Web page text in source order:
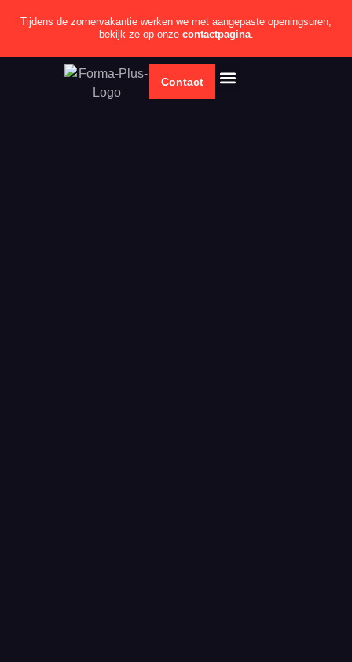
Tijdens de zomervakantie werken we met aangepaste openingsuren,
bekijk ze op onze contactpagina.
Contact